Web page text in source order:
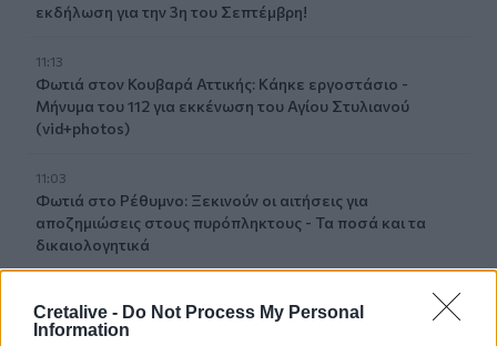
Cretalive - Do Not Process My Personal
Information
εκδήλωση για την 3η του Σεπτέμβρη!
11:13
Φωτιά στον Κουβαρά Αττικής: Κάηκε εργοστάσιο -
Μήνυμα του 112 για εκκένωση του Αγίου Στυλιανού
(vid+photos)
11:03
Φωτιά στο Ρέθυμνο: Ξεκινούν οι αιτήσεις για
αποζημιώσεις στους πυρόπληκτους - Τα ποσά και τα
δικαιολογητικά
Σπυριδάκη: "Τουρισμός για Όλους" από τον Αύγουστο